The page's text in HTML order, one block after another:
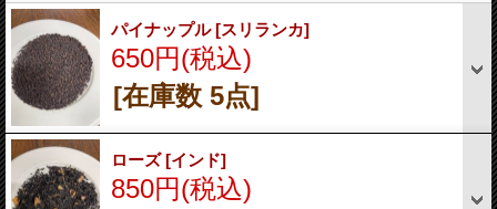
パイナップル[スリランカ]
650円(税込)
[在庫数 5点]
ローズ[インド]
850円(税込)